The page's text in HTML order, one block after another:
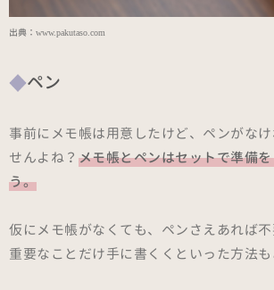
出典： www.pakutaso.com
ペン
事前にメモ帳は用意したけど、ペンがな
せんよね？ メモ帳とペンはセットで準備
う。
仮にメモ帳がなくても、ペンさえあれば
重要なことだけ手に書くくといった方法も